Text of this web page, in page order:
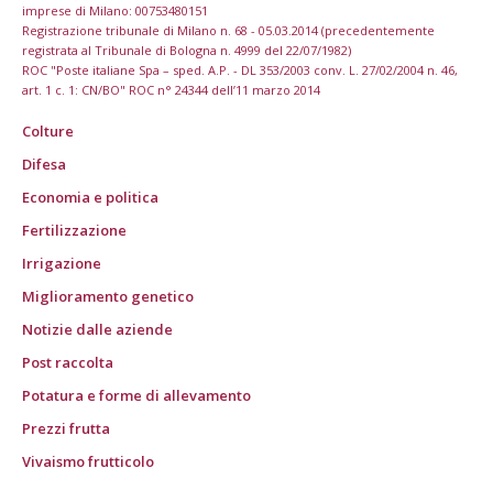
imprese di Milano: 00753480151
Registrazione tribunale di Milano n. 68 - 05.03.2014 (precedentemente
registrata al Tribunale di Bologna n. 4999 del 22/07/1982)
ROC "Poste italiane Spa – sped. A.P. - DL 353/2003 conv. L. 27/02/2004 n. 46,
art. 1 c. 1: CN/BO" ROC n° 24344 dell’11 marzo 2014
Colture
Difesa
Economia e politica
Fertilizzazione
Irrigazione
Miglioramento genetico
Notizie dalle aziende
Post raccolta
Potatura e forme di allevamento
Prezzi frutta
Vivaismo frutticolo